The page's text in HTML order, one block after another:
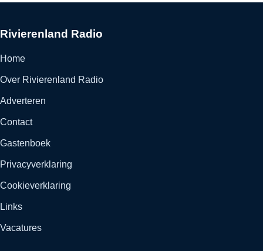
Rivierenland Radio
Home
Over Rivierenland Radio
Adverteren
Contact
Gastenboek
Privacyverklaring
Cookieverklaring
Links
Vacatures